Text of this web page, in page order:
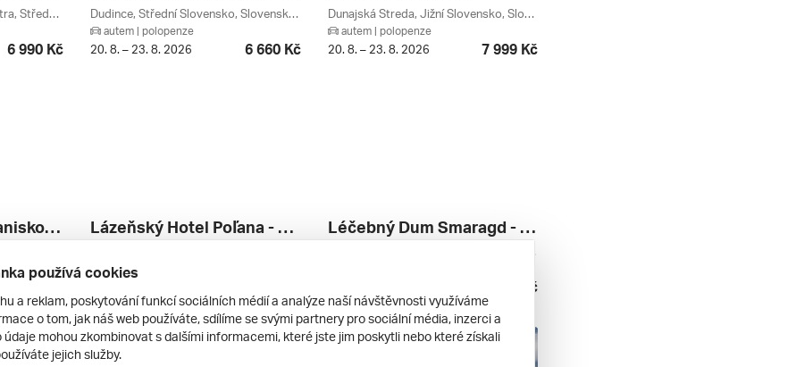
Turčianske Teplice, Velká Fatra, Střední Slovensko, Slovenské Termály, Kremnické Vrchy, Slovensko
6 990 Kč
Dudince, Střední Slovensko, Slovenské Termály, Jižní Slovensko, Slovensko
autem | polopenze
20. 8. – 23. 8. 2026 6 660 Kč
Dunajská Streda, Jižní Slovensko, Slovensko
autem | polopenze
20. 8. – 23. 8. 2026 7 999 Kč
Hotely Palace A Branisko - Krásy Tater ***
6 330 Kč
Lázeňský Hotel Poľana - Caracalla Sauna ****
autem | polopenze
Léčebný Dum Smaragd - Léto S Dudinkou ***
Dudince, Střední Slovensko, Slovenské Termály, Jižní Slovensko, Slovensko
6 510 Kč
používá cookies
a reklam, poskytování funkcí sociálních médií a analýze naší návštěvnosti využíváme
o tom, jak náš web používáte, sdílíme se svými partnery pro sociální média, inzerci a
mohou zkombinovat s dalšími informacemi, které jste jim poskytli nebo které získali
jejich služby.